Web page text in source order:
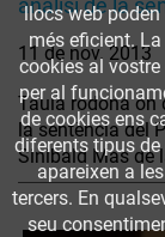
anàlisi de la
11 de nov. 2013
Taula rodona on
la sentència del
Sinibald Mas de
llocs web poden
més eficient.
cookies al
per al
de cookies ens
diferents tipus de
apareixen a
tercers. En
seu